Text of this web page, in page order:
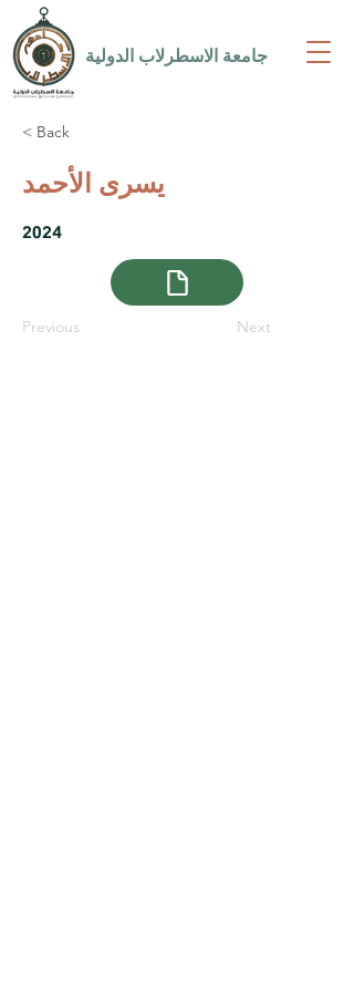
جامعة الاسطرلاب الدولية
< Back
يسرى الأحمد
2024
Previous Next